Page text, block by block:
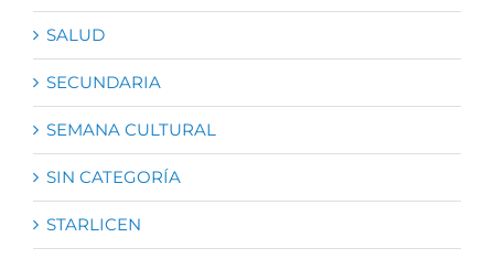
SALUD
SECUNDARIA
SEMANA CULTURAL
SIN CATEGORÍA
STARLICEN